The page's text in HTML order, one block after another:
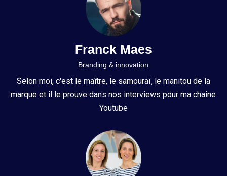
Franck Maes
Branding & innovation
Selon moi, c'est le maître, le samouraï, le manitou de la
marque et il le prouve dans nos interviews pour ma chaîne
Youtube